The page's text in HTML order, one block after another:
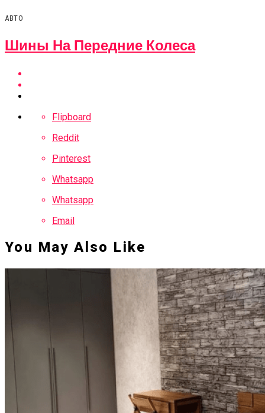
АВТО
Шины На Передние Колеса
Flipboard
Reddit
Pinterest
Whatsapp
Whatsapp
Email
You May Also Like